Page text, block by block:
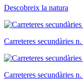
Descobreix la natura
Carreteres secundàries
Carreteres secundàries